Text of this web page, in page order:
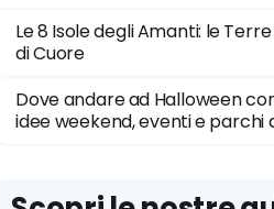
Le 8 Isole degli Amanti: le
di Cuore
Dove andare ad Halloween
idee weekend, eventi e parchi